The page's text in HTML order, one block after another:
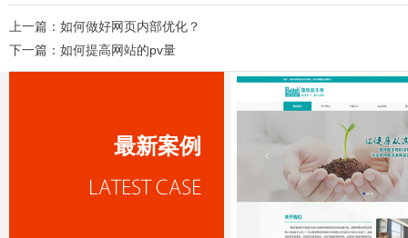
上一篇： 如何做好网页内部优化？
下一篇： 如何提高网站的pv量
最新案例